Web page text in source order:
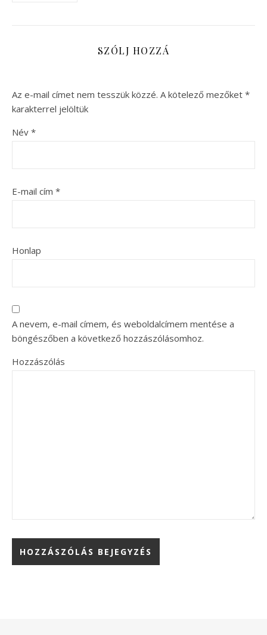
SZÓLJ HOZZÁ
Az e-mail címet nem tesszük közzé. A kötelező mezőket *
karakterrel jelöltük
Név *
E-mail cím *
Honlap
A nevem, e-mail címem, és weboldalcímem mentése a
böngészőben a következő hozzászólásomhoz.
Hozzászólás